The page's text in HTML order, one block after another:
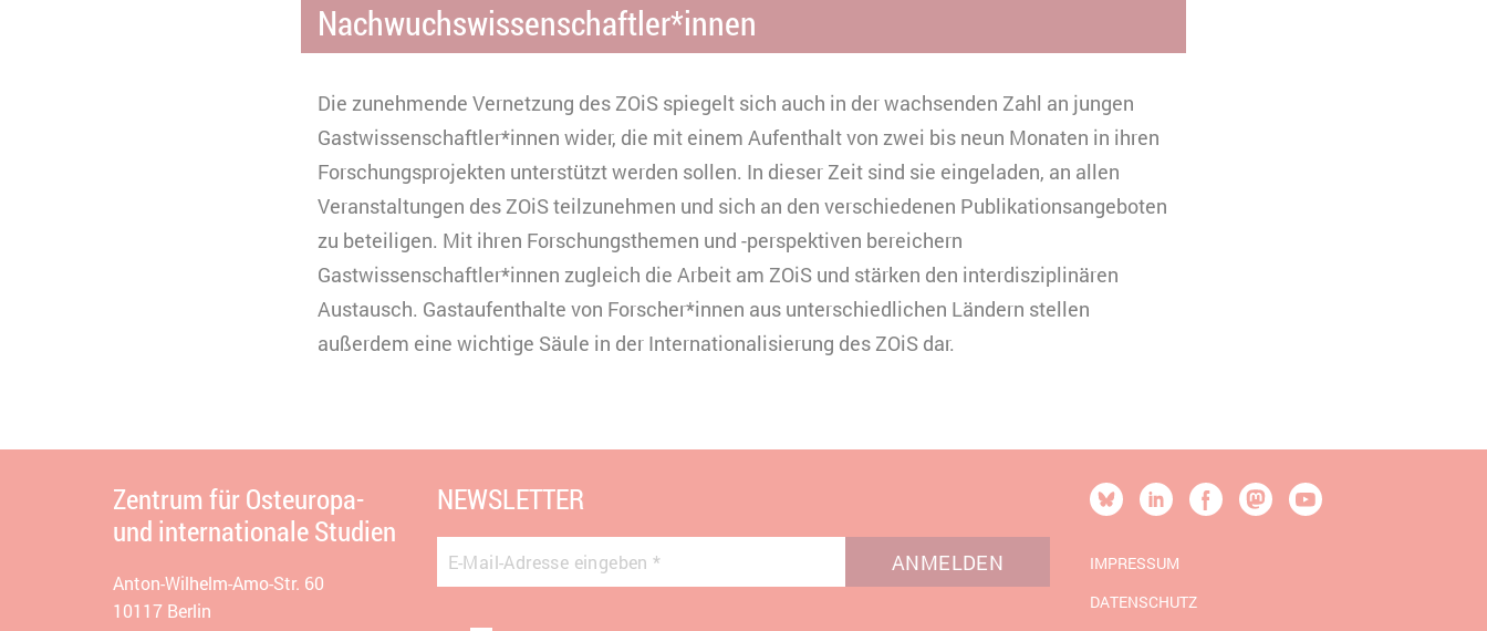
Nachwuchswissenschaftler*innen
Die zunehmende Vernetzung des ZOiS spiegelt sich auch in der wachsenden Zahl an jungen
Gastwissenschaftler*innen wider, die mit einem Aufenthalt von zwei bis neun Monaten in ihren
Forschungsprojekten unterstützt werden sollen. In dieser Zeit sind sie eingeladen, an allen
Veranstaltungen des ZOiS teilzunehmen und sich an den verschiedenen Publikationsangeboten
zu beteiligen. Mit ihren Forschungsthemen und -perspektiven bereichern
Gastwissenschaftler*innen zugleich die Arbeit am ZOiS und stärken den interdisziplinären
Austausch. Gastaufenthalte von Forscher*innen aus unterschiedlichen Ländern stellen
außerdem eine wichtige Säule in der Internationalisierung des ZOiS dar.
Zentrum für Osteuropa-
und internationale Studien
Anton-Wilhelm-Amo-Str. 60
10117 Berlin
NEWSLETTER
E-Mail-Adresse eingeben* ANMELDEN
[SOCIALLINKSTITLE]
BlueskyLinkedinFacebookMastodonYouTube
IMPRESSUM
DATENSCHUTZ